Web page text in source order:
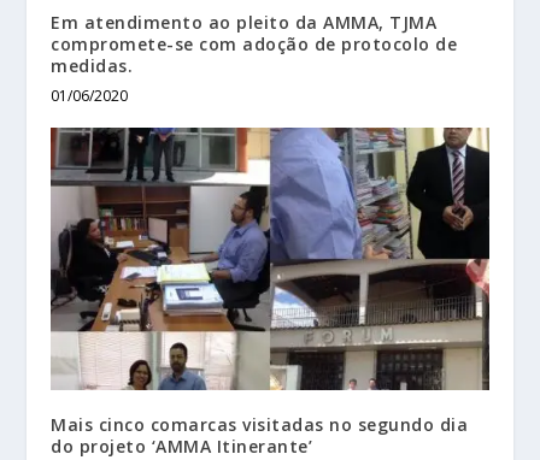
Em atendimento ao pleito da AMMA, TJMA
compromete-se com adoção de protocolo de
medidas.
01/06/2020
Mais cinco comarcas visitadas no segundo dia
do projeto ‘AMMA Itinerante’